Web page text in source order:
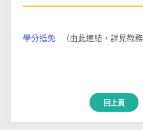
學分抵免 （由此連結，詳見教務
回上頁